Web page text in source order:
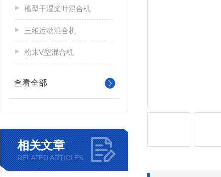
槽型干湿桨叶混合机
三维运动混合机
粉末V型混合机
查看全部
相关文章
RELATED ARTICLES